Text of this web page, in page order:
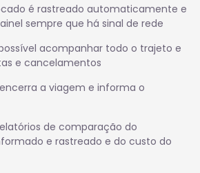
é rastreado automaticamente e
sempre que há sinal de rede
acompanhar todo o trajeto e
e cancelamentos
a viagem e informa o
de comparação do
e rastreado e do custo do